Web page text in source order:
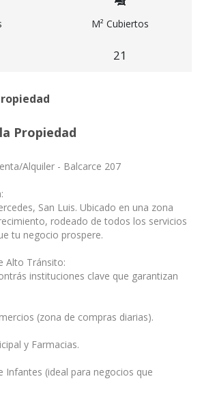
M² Cubiertos
21
Propiedad
Alquiler - Balcarce 207
San Luis. Ubicado en una zona
rodeado de todos los servicios
tu negocio prospere.
Alto Tránsito:
instituciones clave que garantizan
(zona de compras diarias).
y Farmacias.
Infantes (ideal para negocios que